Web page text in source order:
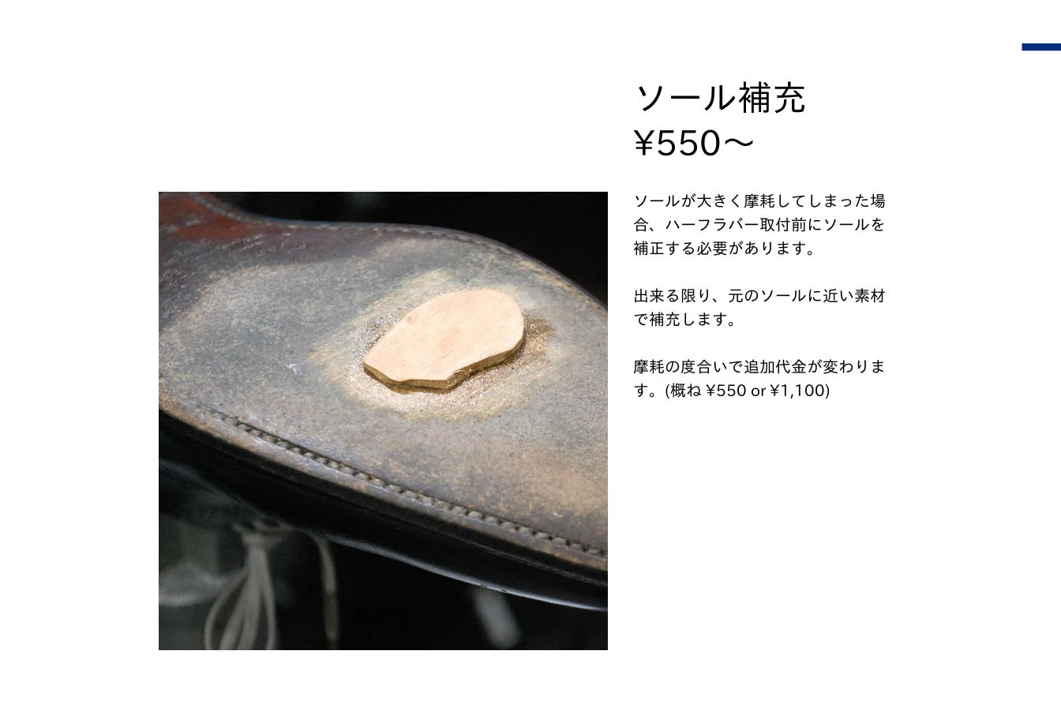
ソール補充
¥550～
ソールが大きく摩耗してしまった場
合、ハーフラバー取付前にソールを
補正する必要があります。
出来る限り、元のソールに近い素材
で補充します。
摩耗の度合いで追加代金が変わりま
す。(概ね ¥550 or ¥1,100)